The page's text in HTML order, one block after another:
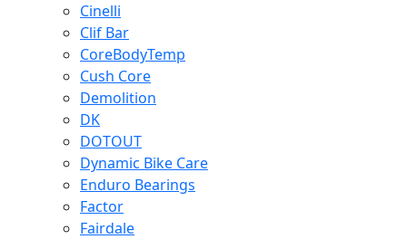
Cinelli
Clif Bar
CoreBodyTemp
Cush Core
Demolition
DK
DOTOUT
Dynamic Bike Care
Enduro Bearings
Factor
Fairdale